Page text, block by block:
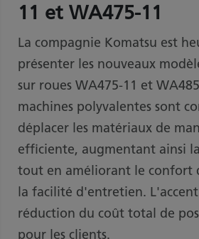
11 et WA475-11
La compagnie Komatsu est
présenter les nouveaux
sur roues WA475-11 et
machines polyvalentes sont
déplacer les matériaux de
efficiente, augmentant ainsi
tout en améliorant le confort
la facilité d'entretien.
réduction du coût total de
pour les clients.